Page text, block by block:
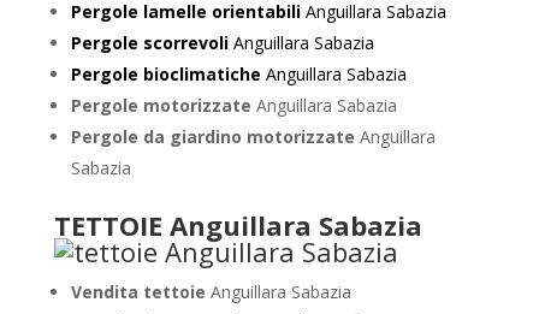
Pergole lamelle orientabiliAnguillara Sabazia
Pergole scorrevoliAnguillara Sabazia
Pergole bioclimatiche Anguillara Sabazia
Pergole motorizzate Anguillara Sabazia
Pergole da giardino motorizzate Anguillara
Sabazia
TETTOIE Anguillara Sabazia
Vendita tettoie Anguillara Sabazia